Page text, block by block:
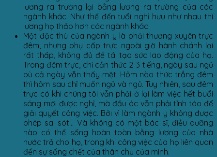
lương ra trường lại bằng lương ra trường của các
ngành khác. Như thế đến tuổi nghỉ hưu như nhau thì
lương họ thấp hơn các ngành khác.
Một đặc thù của ngành y là phải thương xuyên trực
đêm, nhưng phụ cấp trực ngoài giờ hành chánh lại
rất thấp, không đủ để tái tạo sức lao động của họ.
Trong đêm trực, chỉ cần thức 2-3 tiếng, ngày sau ngủ
bù cả ngày vẫn thấy mệt. Hôm nào thức trắng đêm
thì hôm sau chỉ muốn ngủ và ngủ. Tuy nhiên, sau đêm
trực có khi chúng tôi vẫn phải ở lại làm việc hết buổi
sáng mới được nghỉ, mà đầu óc vẫn phải tỉnh táo để
giải quyết công việc. Bởi vì làm ngành y không được
phép sai sót… Và không có một bác sĩ, điều dưỡng
nào có thể sống hoàn toàn bằng lương của nhà
nước trả cho họ, trong khi công việc của họ liên quan
đến sự sống chết của thân chủ của mình.